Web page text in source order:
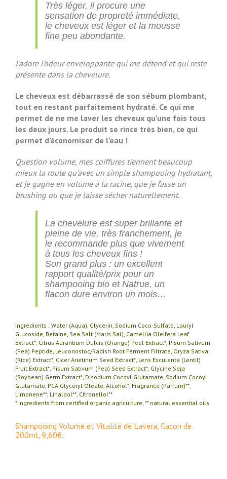
Très léger, il procure une
sensation de propreté immédiate,
le cheveux est léger et la mousse
fine peu abondante.
J’adore l’odeur enveloppante qui me détend et qui reste
présente dans la chevelure.
Le cheveux est débarrassé de son sébum plombant,
tout en restant parfaitement hydraté. Ce qui me
permet de ne me laver les cheveux qu’une fois tous
les deux jours. Le produit se rince très bien, ce qui
permet d’économiser de l’eau !
Question volume, mes coiffures tiennent beaucoup
mieux la route qu’avec un simple shampooing hydratant,
et je gagne en volume à la racine, que je fasse un
brushing ou que je laisse sécher naturellement.
La chevelure est super brillante et
pleine de vie, très franchement, je
le recommande plus que vivement
à tous les cheveux fins !
Son grand plus : un excellent
rapport qualité/prix pour un
shampooing bio et Natrue, un
flacon dure environ un mois…
Ingrédients : Water (Aqua), Glycerin, Sodium Coco-Sulfate, Lauryl
Glucoside, Betaine, Sea Salt (Maris Sal), Camellia Oleifera Leaf
Extract*, Citrus Aurantium Dulcis (Orange) Peel Extract*, Pisum Sativum
(Pea) Peptide, Leuconostoc/Radish Root Ferment Filtrate, Oryza Sativa
(Rice) Extract*, Cicer Arietinum Seed Extract*, Lens Esculenta (Lentil)
Fruit Extract*, Pisum Sativum (Pea) Seed Extract*, Glycine Soja
(Soybean) Germ Extract*, Disodium Cocoyl Glutamate, Sodium Cocoyl
Glutamate, PCA Glyceryl Oleate, Alcohol*, Fragrance (Parfum)**,
Limonene**, Linalool**, Citronellol**
* ingredients from certified organic agriculture, ** natural essential oils
Shampooing Volume et Vitalité de Lavera, flacon de
200ml, 9,60€.